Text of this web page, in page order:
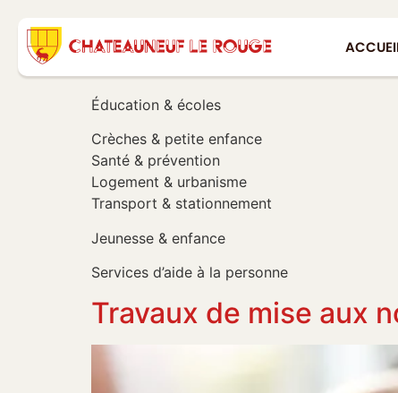
Éducation & écoles
Crèches & petite enfance
Santé & prévention
Logement & urbanisme
Transport & stationnement
Jeunesse & enfance
Services d’aide à la personne
Travaux de mise aux